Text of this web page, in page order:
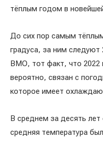
тёплым годом в
До сих пор самым
градуса, за ним
ВМО, тот факт, что 2022
вероятно, связан с
которое имеет
В среднем за десять лет
средняя температура